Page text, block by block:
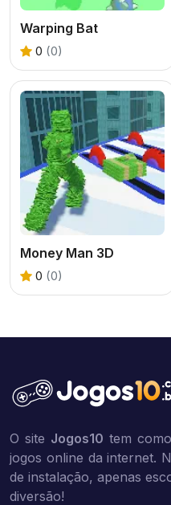
Warping Bat
0 (0)
Money Man 3D
0 (0)
O site Jogos10 tem
jogos online da internet.
de instalação, apenas
diversão!